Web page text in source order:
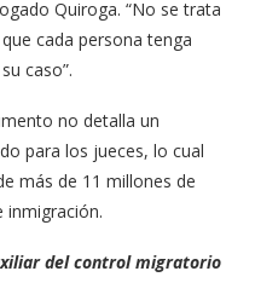
Quiroga. “No se trata
cada persona tenga
caso”.
no detalla un
para los jueces, lo cual
más de 11 millones de
inmigración.
del control migratorio